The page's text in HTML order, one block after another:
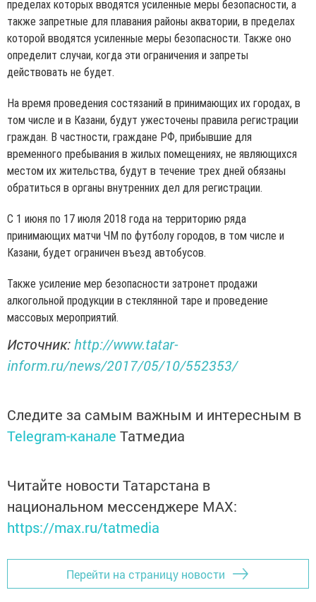
пределах которых вводятся усиленные меры безопасности, а
также запретные для плавания районы акватории, в пределах
которой вводятся усиленные меры безопасности. Также оно
определит случаи, когда эти ограничения и запреты
действовать не будет.
На время проведения состязаний в принимающих их городах, в
том числе и в Казани, будут ужесточены правила регистрации
граждан. В частности, граждане РФ, прибывшие для
временного пребывания в жилых помещениях, не являющихся
местом их жительства, будут в течение трех дней обязаны
обратиться в органы внутренних дел для регистрации.
С 1 июня по 17 июля 2018 года на территорию ряда
принимающих матчи ЧМ по футболу городов, в том числе и
Казани, будет ограничен въезд автобусов.
Также усиление мер безопасности затронет продажи
алкогольной продукции в стеклянной таре и проведение
массовых мероприятий.
Источник:http://www.tatar-
inform.ru/news/2017/05/10/552353/
Следите за самым важным и интересным в
Telegram-канале Татмедиа
Читайте новости Татарстана в
национальном мессенджере MАХ:
https://max.ru/tatmedia
Перейти на страницу новости